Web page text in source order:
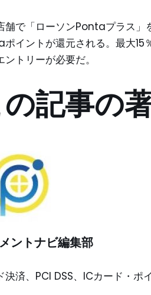
舗で「ローソンPontaプラス」
イントが還元される。最大
ントリーが必要だ。
記事の
ントナビ編集部
決済、PCI DSS、ICカード・ポ